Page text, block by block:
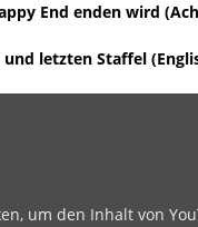
End enden wird
und letzten Staffel
um den Inhalt von